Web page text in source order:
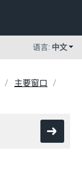
语言: 中文
主要窗口